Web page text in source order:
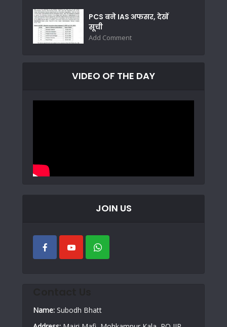
PCS बने IAS अफसर, देखें
सूची
Add Comment
VIDEO OF THE DAY
JOIN US
Name: Subodh Bhatt